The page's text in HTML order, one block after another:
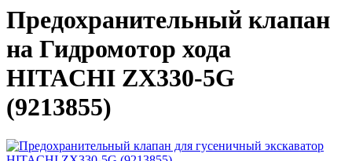
Предохранительный клапан
на Гидромотор хода
HITACHI ZX330-5G
(9213855)